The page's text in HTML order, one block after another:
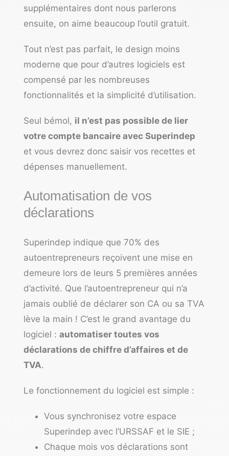
supplémentaires dont nous parlerons
ensuite, on aime beaucoup l’outil gratuit.
Tout n’est pas parfait, le design moins
moderne que pour d’autres logiciels est
compensé par les nombreuses
fonctionnalités et la simplicité d’utilisation.
Seul bémol, il n’est pas possible de lier
votre compte bancaire avec Superindep
et vous devrez donc saisir vos recettes et
dépenses manuellement.
Automatisation de vos
déclarations
Superindep indique que 70% des
autoentrepreneurs reçoivent une mise en
demeure lors de leurs 5 premières années
d’activité. Que l’autoentrepreneur qui n’a
jamais oublié de déclarer son CA ou sa TVA
lève la main ! C’est le grand avantage du
logiciel : automatiser toutes vos
déclarations de chiffre d’affaires et de
TVA.
Le fonctionnement du logiciel est simple :
Vous synchronisez votre espace
Superindep avec l’URSSAF et le SIE ;
Chaque mois vos déclarations sont